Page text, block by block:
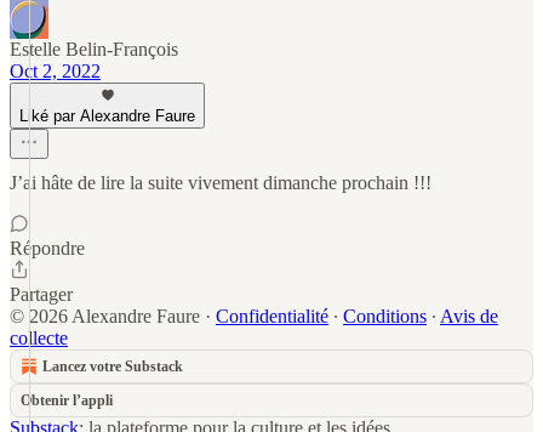
Estelle Belin-François
Oct 2, 2022
Liké par Alexandre Faure
J’ai hâte de lire la suite vivement dimanche prochain !!!
Répondre
Partager
© 2026 Alexandre Faure · Confidentialité ∙ Conditions ∙ Avis de
collecte
Lancez votre Substack
Obtenir l’appli
Substack: la plateforme pour la culture et les idées